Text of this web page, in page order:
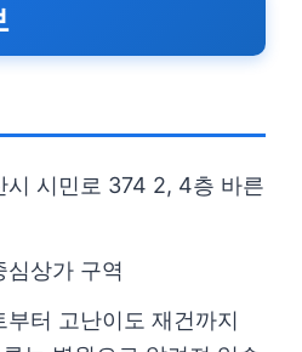
시 시민로 374 2, 4층 바른
심상가 구역
터 고난이도 재건까지